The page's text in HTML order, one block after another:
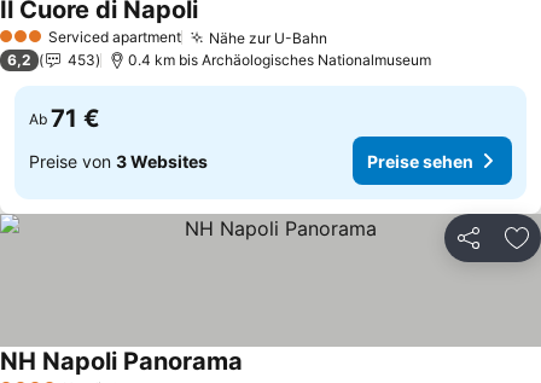
3 SterneServiced apartment Nähe zur U-Bahn
Il Cuore di Napoli
6,2 453 0.4 km bis Archäologisches Nationalmuseum
Ab 71 €
Preise von 3 Websites Preise sehen
Teilen
NH Napoli Panorama